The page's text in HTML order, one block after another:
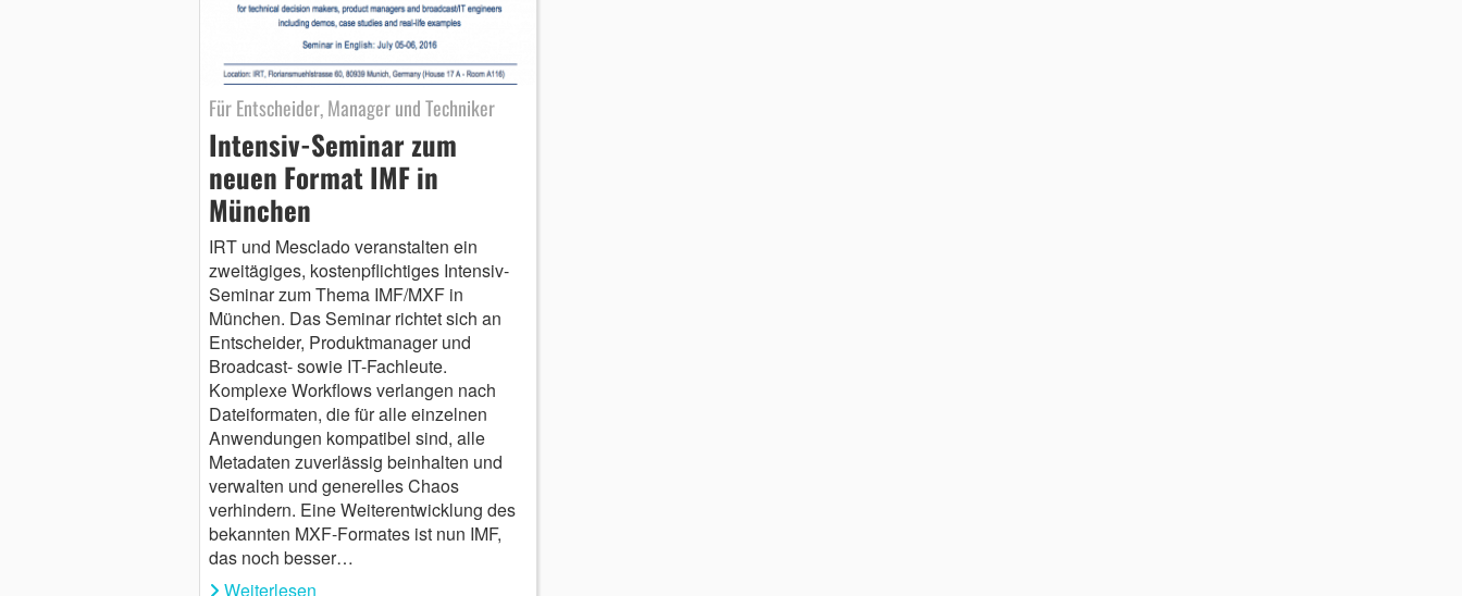
Für Entscheider, Manager und Techniker
Intensiv-Seminar zum
neuen Format IMF in
München
IRT und Mesclado veranstalten ein
zweitägiges, kostenpflichtiges Intensiv-
Seminar zum Thema IMF/MXF in
München. Das Seminar richtet sich an
Entscheider, Produktmanager und
Broadcast- sowie IT-Fachleute.
Komplexe Workflows verlangen nach
Dateiformaten, die für alle einzelnen
Anwendungen kompatibel sind, alle
Metadaten zuverlässig beinhalten und
verwalten und generelles Chaos
verhindern. Eine Weiterentwicklung des
bekannten MXF-Formates ist nun IMF,
das noch besser…
Weiterlesen